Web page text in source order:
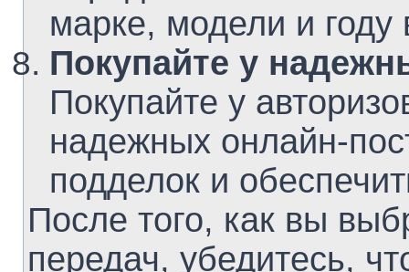
марке, модели и году
Покупайте у
Покупайте у
надежных онлайн-
подделок и
После того, как вы
передач, убедитесь,